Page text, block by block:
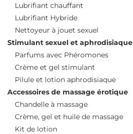
Lubrifiant chauffant
Lubrifiant Hybride
Nettoyeur à jouet sexuel
Stimulant sexuel et aphrodisiaque
Parfums avec Phéromones
Crème et gel stimulant
Pilule et lotion aphrodisiaque
Accessoires de massage érotique
Chandelle à massage
Crème, gel et huile de massage
Kit de lotion